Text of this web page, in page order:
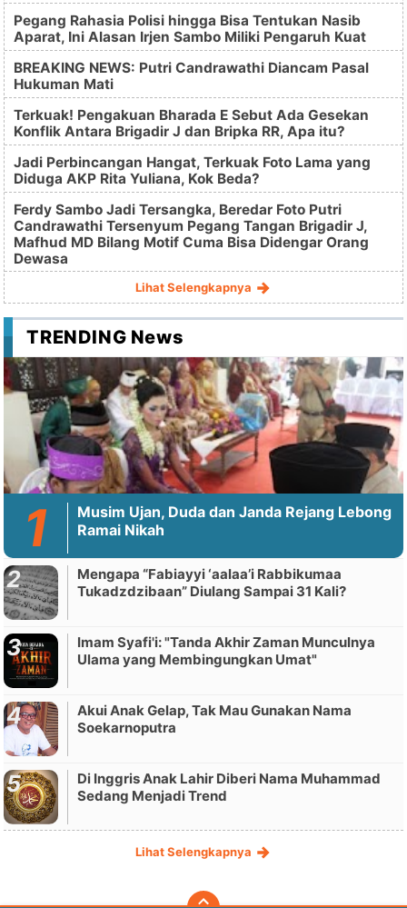
Pegang Rahasia Polisi hingga Bisa Tentukan Nasib
Aparat, Ini Alasan Irjen Sambo Miliki Pengaruh Kuat
BREAKING NEWS: Putri Candrawathi Diancam Pasal
Hukuman Mati
Terkuak! Pengakuan Bharada E Sebut Ada Gesekan
Konflik Antara Brigadir J dan Bripka RR, Apa itu?
Jadi Perbincangan Hangat, Terkuak Foto Lama yang
Diduga AKP Rita Yuliana, Kok Beda?
Ferdy Sambo Jadi Tersangka, Beredar Foto Putri
Candrawathi Tersenyum Pegang Tangan Brigadir J,
Mafhud MD Bilang Motif Cuma Bisa Didengar Orang
Dewasa
Lihat Selengkapnya
TRENDING News
Musim Ujan, Duda dan Janda Rejang Lebong
Ramai Nikah
Mengapa “Fabiayyi ‘aalaa’i Rabbikumaa
Tukadzdzibaan” Diulang Sampai 31 Kali?
Imam Syafi'i: "Tanda Akhir Zaman Munculnya
Ulama yang Membingungkan Umat"
Akui Anak Gelap, Tak Mau Gunakan Nama
Soekarnoputra
Di Inggris Anak Lahir Diberi Nama Muhammad
Sedang Menjadi Trend
Lihat Selengkapnya